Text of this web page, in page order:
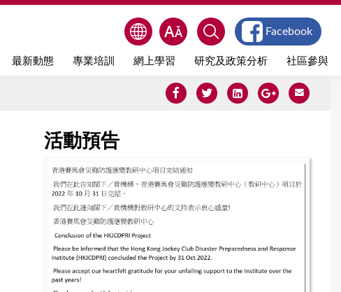
最新動態 專業培訓 網上學習 研究及政策分析 社區參與
Facebook
活動預告